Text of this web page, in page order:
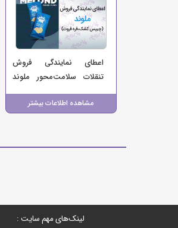
اعطای نمایندگی فروش
تنقلات سلامت‌محور ملوند
(چیپس کشک و قره‌قروت)
مشاهده اطلاعات بیشتر
لینک‌های مهم سایت :